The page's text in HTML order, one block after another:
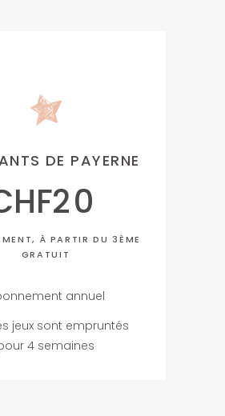
DE PAYERNE
20
À PARTIR DU 3ÈME
GRATUIT
annuel
jeux sont empruntés
4 semaines